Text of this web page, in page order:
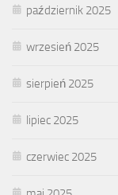
październik 2025
wrzesień 2025
sierpień 2025
lipiec 2025
czerwiec 2025